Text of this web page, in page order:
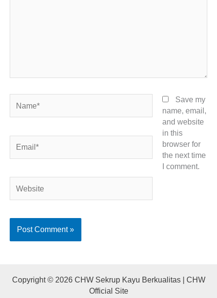
Save my
name, email,
and website
in this
browser for
the next time
I comment.
Copyright © 2026 CHW Sekrup Kayu Berkualitas | CHW
Official Site